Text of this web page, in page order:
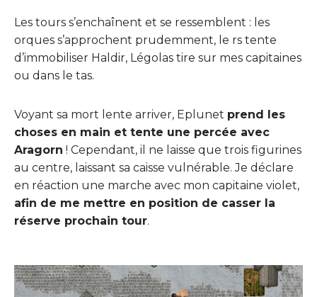
Les tours s’enchaînent et se ressemblent : les
orques s’approchent prudemment, le rs tente
d’immobiliser Haldir, Légolas tire sur mes capitaines
ou dans le tas.
Voyant sa mort lente arriver, Eplunet prend les
choses en main et tente une percée avec
Aragorn ! Cependant, il ne laisse que trois figurines
au centre, laissant sa caisse vulnérable. Je déclare
en réaction une marche avec mon capitaine violet,
afin de me mettre en position de casser la
réserve prochain tour.